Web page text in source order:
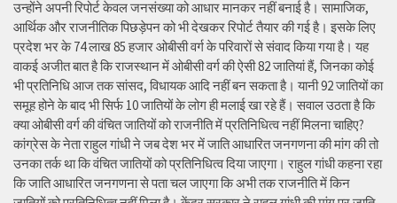
उन्होंने अपनी रिपोर्ट केवल जनसंख्या को आधार मानकर नहीं बनाई है। सामाजिक,
आर्थिक और राजनीतिक पिछड़ेपन को भी देखकर रिपोर्ट तैयार की गई है। इसके लिए
प्रदेश भर के 74 लाख 85 हजार ओबीसी वर्ग के परिवारों से संवाद किया गया है। यह
वाकई अजीत बात है कि राजस्थान में ओबीसी वर्ग की ऐसी 82 जातियां हैं, जिनका कोई
भी प्रतिनिधि आज तक सांसद, विधायक आदि नहीं बन सकता है। यानी 92 जातियों का
समूह होने के बाद भी सिर्फ 10 जातियों के लोग ही मलाई खा रहे हैं। सवाल उठता है कि
क्या ओबीसी वर्ग की वंचित जातियों को राजनीति में प्रतिनिधित्व नहीं मिलना चाहिए?
कांग्रेस के नेता राहुल गांधी ने जब देश भर में जाति आधारित जनगणना की मांग की तो
उनका तर्क था कि वंचित जातियों को प्रतिनिधित्व दिया जाएगा। राहुल गांधी कहना रहा
कि जाति आधारित जनगणना से पता चल जाएगा कि अभी तक राजनीति में किन